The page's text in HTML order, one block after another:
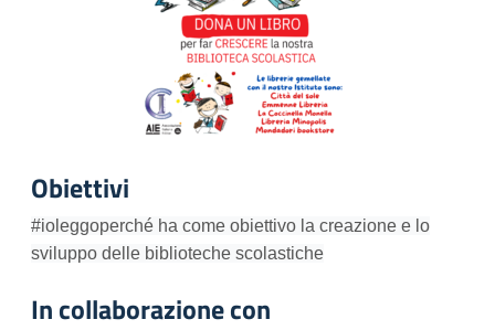
Obiettivi
#ioleggoperché ha come obiettivo la creazione e lo
sviluppo delle biblioteche scolastiche
In collaborazione con